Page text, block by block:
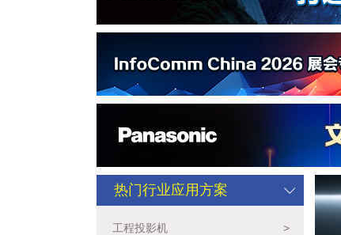
热门行业应用方案
工程投影机 >